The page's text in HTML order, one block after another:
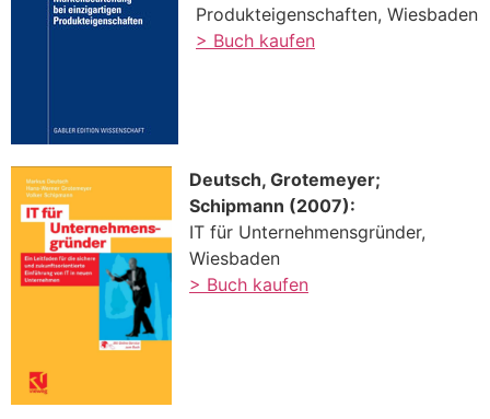
Produkteigenschaften, Wiesbaden
> Buch kaufen
Deutsch, Grotemeyer;
Schipmann (2007):
IT für Unternehmensgründer,
Wiesbaden
> Buch kaufen